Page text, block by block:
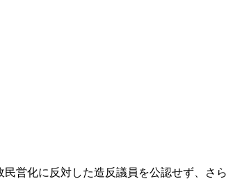
営化に反対した造反議員を公認せず、さ